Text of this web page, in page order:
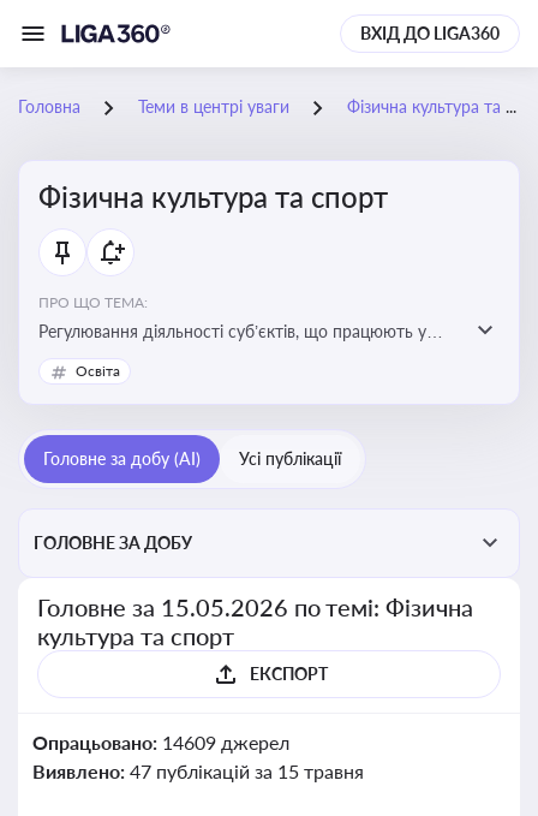
ВХІД ДО LIGA360
Головна Теми в центрі уваги Фізична культура та спорт
Фізична культура та спорт
ПРО ЩО ТЕМА:
Регулювання діяльності суб’єктів, що працюють у
сфері фізичної культури та спорту, включаючи
оздоровлення населення, професійний і аматорський
потенціалу, соціального захисту та ефективної
реалізації державної політики у цій галузі
Освіта
Головне за добу (AI) Усі публікації
ГОЛОВНЕ ЗА ДОБУ
Головне за 15.05.2026 по темі: Фізична
культура та спорт
ЕКСПОРТ
Опрацьовано: 14609 джерел
Виявлено: 47 публікацій за 15 травня